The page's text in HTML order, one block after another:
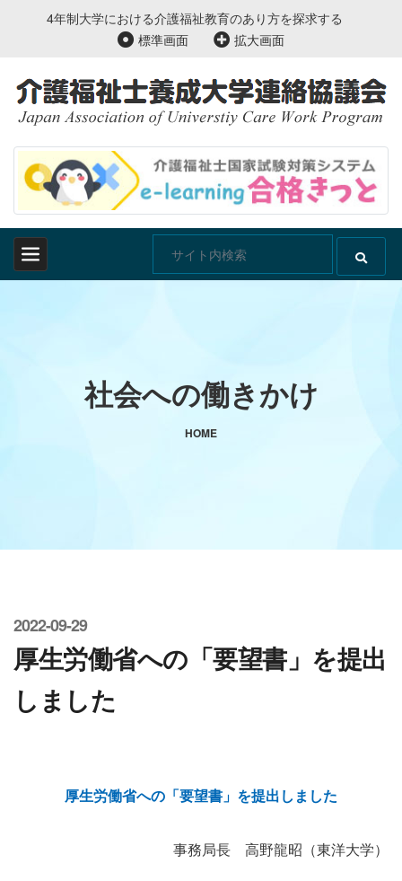
4年制大学における介護福祉教育のあり方を探求する
標準画面 拡大画面
社会への働きかけ
HOME
2022-09-29
厚生労働省への「要望書」を提出
しました
厚生労働省への「要望書」を提出しました
事務局長 高野龍昭（東洋大学）